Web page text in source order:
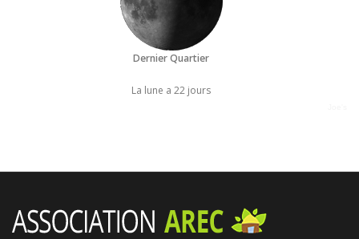
Dernier Quartier
La lune a 22 jours